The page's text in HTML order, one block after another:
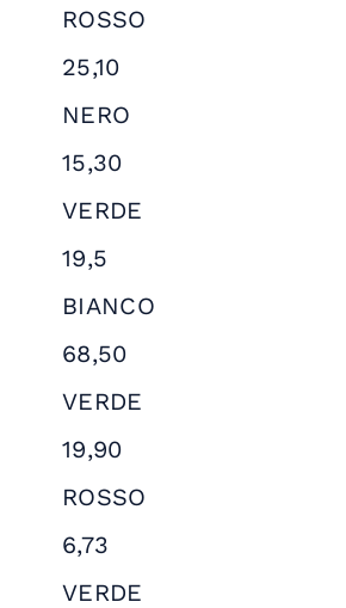
ROSSO
25,10
NERO
15,30
VERDE
19,5
BIANCO
68,50
VERDE
19,90
ROSSO
6,73
VERDE